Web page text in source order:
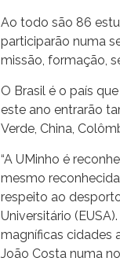
Ao todo são 86
participarão numa
missão, formação,
O Brasil é o país
este ano entrarão
Verde, China,
“A UMinho é
mesmo
respeito ao
Universitário
magníficas cidades
João Costa numa